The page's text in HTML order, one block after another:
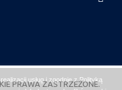
usług i zgodnie z Polityką
PRAWA ZASTRZEŻONE.